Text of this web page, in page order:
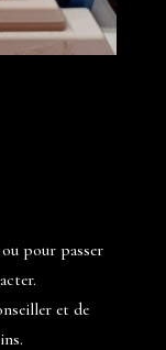
pour passer
et de